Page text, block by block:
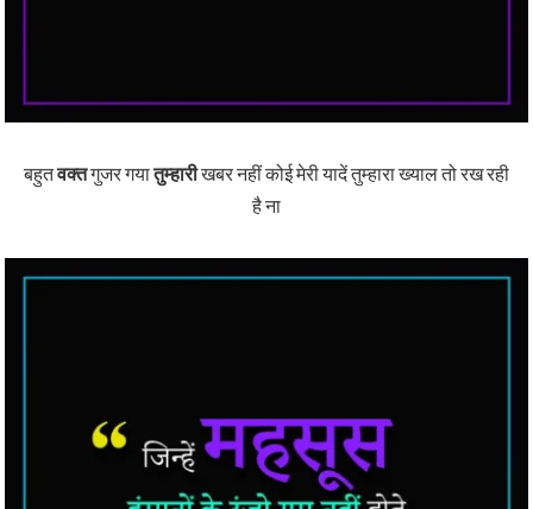
बहुतवक्तगुजर गयातुम्हारीखबर नहीं कोई मेरी यादें तुम्हारा ख्याल तो रख रही
है ना